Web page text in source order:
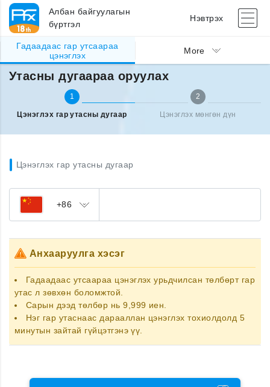
Албан байгуулагын
бүртгэл
Нэвтрэх
Гадаадаас гар утсаараа
цэнэглэх
More
Гадаад улсаас утсаа цэнэглэх Утасны дугаараа оруулах
Утасны дугаараа оруулах
1
Цэнэглэх гар утасны дугаар
2
Цэнэглэх мөнгөн дүн
Цэнэглэх гар утасны дугаар
+86
Анхааруулга хэсэг
Гадаадаас утсаараа цэнэглэхурьдчилсан төлбөрт гар
утас л зөвхөн боломжтой.
Сарын дээд төлбөр нь 9,999 иен.
Нэг гар утаснаас дарааллан цэнэглэх тохиолдолд 5
минутын зайтай гүйцэтгэнэ үү.